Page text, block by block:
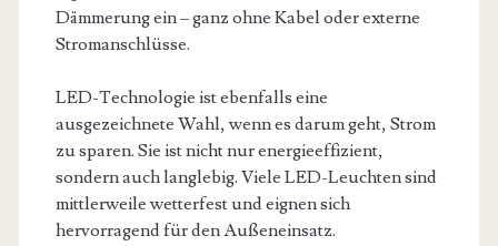
Dämmerung ein – ganz ohne Kabel oder externe
Stromanschlüsse.
LED-Technologie ist ebenfalls eine
ausgezeichnete Wahl, wenn es darum geht, Strom
zu sparen. Sie ist nicht nur energieeffizient,
sondern auch langlebig. Viele LED-Leuchten sind
mittlerweile wetterfest und eignen sich
hervorragend für den Außeneinsatz.